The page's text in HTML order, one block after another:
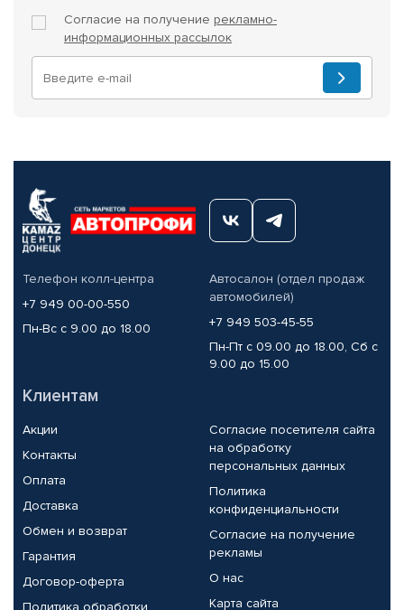
Согласие на получение рекламно-
информационных рассылок
Телефон колл-центра
+7 949 00-00-550
Пн-Вс с 9.00 до 18.00
Автосалон (отдел продаж
автомобилей)
+7 949 503-45-55
Пн-Пт с 09.00 до 18.00, Сб с
9.00 до 15.00
Клиентам
Акции
Контакты
Оплата
Доставка
Обмен и возврат
Гарантия
Договор-оферта
Политика обработки
Согласие посетителя сайта
на обработку
персональных данных
Политика
конфиденциальности
Согласие на получение
рекламы
О нас
Карта сайта